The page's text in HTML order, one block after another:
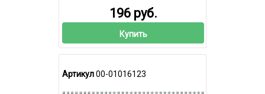
196 руб.
Купить
Артикул00-01016123